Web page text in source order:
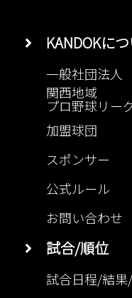
KANDOKに
一般社団法人
関西地域
プロ野球リー
加盟球団
スポンサー
公式ルール
お問い合わせ
試合/順位
試合日程/結果